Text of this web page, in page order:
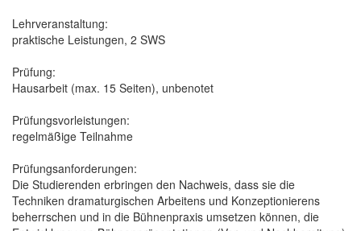
Lehrveranstaltung:
praktische Leistungen, 2 SWS
Prüfung:
Hausarbeit (max. 15 Seiten), unbenotet
Prüfungsvorleistungen:
regelmäßige Teilnahme
Prüfungsanforderungen:
Die Studierenden erbringen den Nachweis, dass sie die
Techniken dramaturgischen Arbeitens und Konzeptionierens
beherrschen und in die Bühnenpraxis umsetzen können, die